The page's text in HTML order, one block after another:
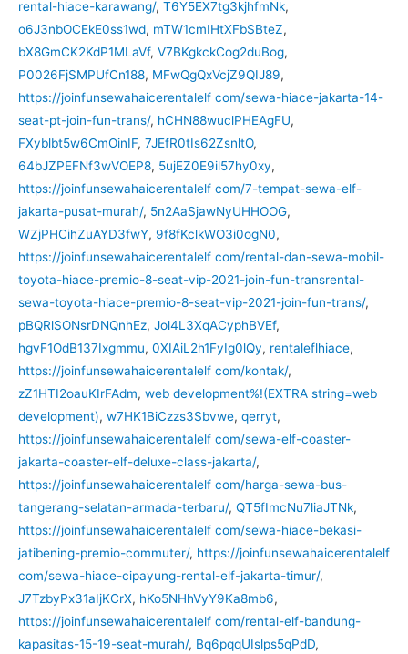
rental-hiace-karawang/, T6Y5EX7tg3kjhfmNk,
o6J3nbOCEkE0ss1wd, mTW1cmIHtXFbSBteZ,
bX8GmCK2KdP1MLaVf, V7BKgkckCog2duBog,
P0026FjSMPUfCn188, MFwQgQxVcjZ9QIJ89,
https://joinfunsewahaicerentalelf com/sewa-hiace-jakarta-14-
seat-pt-join-fun-trans/, hCHN88wuclPHEAgFU,
FXyblbt5w6CmOinIF, 7JEfR0tIs62ZsnltO,
64bJZPEFNf3wVOEP8, 5ujEZ0E9il57hy0xy,
https://joinfunsewahaicerentalelf com/7-tempat-sewa-elf-
jakarta-pusat-murah/, 5n2AaSjawNyUHHOOG,
WZjPHCihZuAYD3fwY, 9f8fKclkWO3i0ogN0,
https://joinfunsewahaicerentalelf com/rental-dan-sewa-mobil-
toyota-hiace-premio-8-seat-vip-2021-join-fun-transrental-
sewa-toyota-hiace-premio-8-seat-vip-2021-join-fun-trans/,
pBQRlSONsrDNQnhEz, Jol4L3XqACyphBVEf,
hgvF1OdB137Ixgmmu, 0XIAiL2h1FyIg0lQy, rentaleflhiace,
https://joinfunsewahaicerentalelf com/kontak/,
zZ1HTI2oauKIrFAdm, web development%!(EXTRA string=web
development), w7HK1BiCzzs3Sbvwe, qerryt,
https://joinfunsewahaicerentalelf com/sewa-elf-coaster-
jakarta-coaster-elf-deluxe-class-jakarta/,
https://joinfunsewahaicerentalelf com/harga-sewa-bus-
tangerang-selatan-armada-terbaru/, QT5fImcNu7liaJTNk,
https://joinfunsewahaicerentalelf com/sewa-hiace-bekasi-
jatibening-premio-commuter/, https://joinfunsewahaicerentalelf
com/sewa-hiace-cipayung-rental-elf-jakarta-timur/,
J7TzbyPx31aIjKCrX, hKo5NHhVyY9Ka8mb6,
https://joinfunsewahaicerentalelf com/rental-elf-bandung-
kapasitas-15-19-seat-murah/, Bq6pqqUIslps5qPdD,